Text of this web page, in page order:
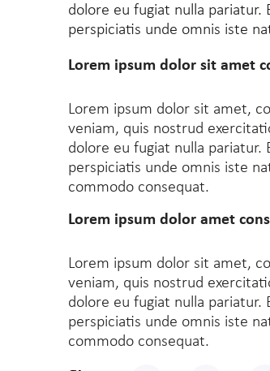
dolore eu fugiat nulla
perspiciatis unde omnis iste
Lorem ipsum dolor sit amet
Lorem ipsum dolor sit amet,
veniam, quis nostrud
dolore eu fugiat nulla
perspiciatis unde omnis iste
commodo consequat.
Lorem ipsum dolor amet
Lorem ipsum dolor sit amet,
veniam, quis nostrud
dolore eu fugiat nulla
perspiciatis unde omnis iste
commodo consequat.